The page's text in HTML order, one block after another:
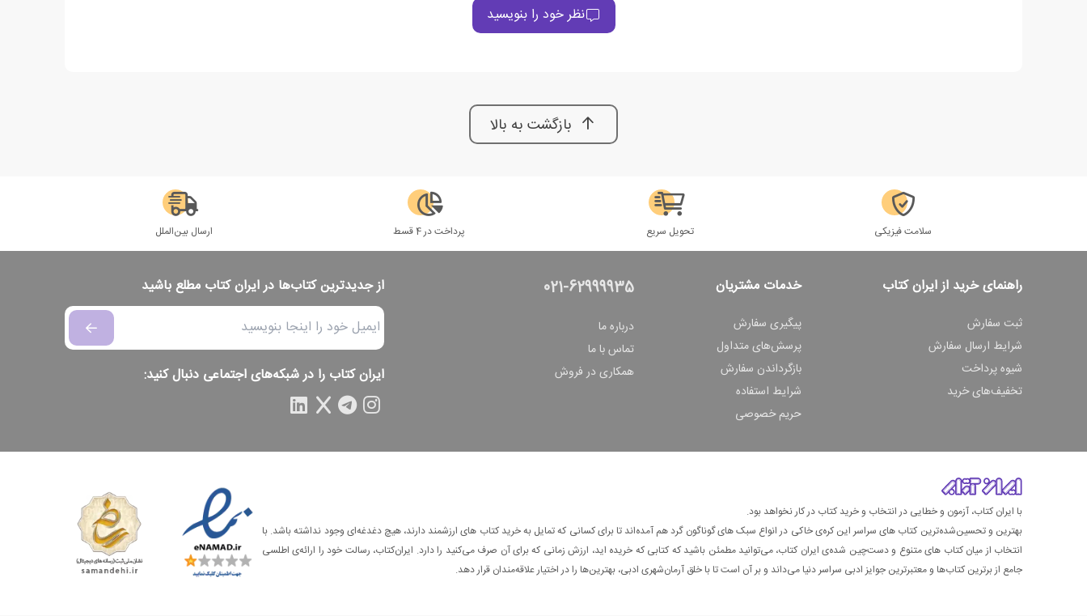
نظر خود را بنویسید
بازگشت به بالا
سلامت فیزیکی تحویل سریع پرداخت در 4 قسط ارسال بین‌الملل
راهنمای خرید از ایران کتاب
ثبت سفارش
شرایط ارسال سفارش
شیوه پرداخت
تخفیف‌های خرید
خدمات مشتریان
پیگیری سفارش
پرسش‌های متداول
بازگرداندن سفارش
شرایط استفاده
حریم خصوصی
021-62999935
درباره ما
تماس با ما
همکاری در فروش
از جدیدترین کتاب‌ها در ایران کتاب مطلع باشید
ایران کتاب را در شبکه‌های اجتماعی دنبال کنید:
با ایران کتاب، آزمون و خطایی در انتخاب و خرید کتاب در کار نخواهد بود.
بهترین و تحسین‌شده‌ترین کتاب‌ های سراسر این کره‌ی خاکی در انواع سبک های گوناگون گرد هم آمده‌اند تا برای کسانی که تمایل به خرید کتاب های ارزشمند دارند، هیچ دغدغه‌ای وجود نداشته باشد. با
انتخاب از میان کتاب های متنوع و دست‌چین شده‌ی ایران کتاب، می‌توانید مطمئن باشید که کتابی که خریده اید، ارزش زمانی که برای آن صرف می‌کنید را دارد. ایران‌کتاب، رسالت خود را ارائه‌ی اطلسی
جامع از برترین کتاب‌ها و معتبرترین جوایز ادبی سراسر دنیا می‌داند و بر آن است تا با خلق آرمان‌شهری ادبی، بهترین‌ها را در اختیار علاقه‌مندان قرار دهد.